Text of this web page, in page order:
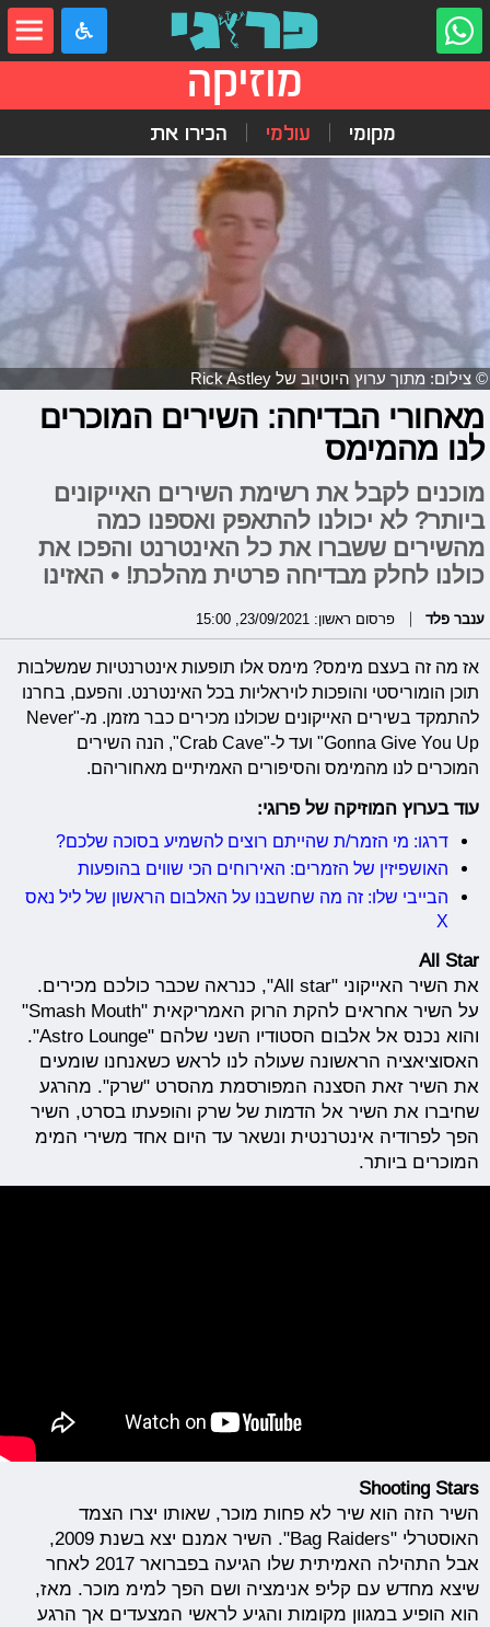
מוזיקה
מקומי עולמי הכירו את
© צילום: מתוך ערוץ היוטיוב של Rick Astley
מאחורי הבדיחה: השירים המוכרים
לנו מהמימס
מוכנים לקבל את רשימת השירים האייקונים
ביותר? לא יכולנו להתאפק ואספנו כמה
מהשירים ששברו את כל האינטרנט והפכו את
כולנו לחלק מבדיחה פרטית מהלכת! • האזינו
ענבר פלד פרסום ראשון: 23/09/2021, 15:00
אז מה זה בעצם מימס? מימס אלו תופעות אינטרנטיות שמשלבות
תוכן הומוריסטי והופכות לויראליות בכל האינטרנט. והפעם, בחרנו
להתמקד בשירים האייקונים שכולנו מכירים כבר מזמן. מ-"Never
Gonna Give You Up" ועד ל-"Crab Cave", הנה השירים
המוכרים לנו מהמימס והסיפורים האמיתיים מאחוריהם.
עוד בערוץ המוזיקה של פרוגי:
דרגו: מי הזמר/ת שהייתם רוצים להשמיע בסוכה שלכם?
האושפיזין של הזמרים: האירוחים הכי שווים בהופעות
הבייבי שלו: זה מה שחשבנו על האלבום הראשון של ליל נאס
X
All Star
את השיר האייקוני "All star", כנראה שכבר כולכם מכירים.
על השיר אחראים להקת הרוק האמריקאית "Smash Mouth"
והוא נכנס אל אלבום הסטודיו השני שלהם "Astro Lounge".
האסוציאציה הראשונה שעולה לנו לראש כשאנחנו שומעים
את השיר זאת הסצנה המפורסמת מהסרט "שרק". מהרגע
שחיברו את השיר אל הדמות של שרק והופעתו בסרט, השיר
הפך לפרודיה אינטרנטית ונשאר עד היום אחד משירי המימ
המוכרים ביותר.
Shooting Stars
השיר הזה הוא שיר לא פחות מוכר, שאותו יצרו הצמד
האוסטרלי "Bag Raiders". השיר אמנם יצא בשנת 2009,
אבל התהילה האמיתית שלו הגיעה בפברואר 2017 לאחר
שיצא מחדש עם קליפ אנימציה ושם הפך למימ מוכר. מאז,
הוא הופיע במגוון מקומות והגיע לראשי המצעדים אך הרגע